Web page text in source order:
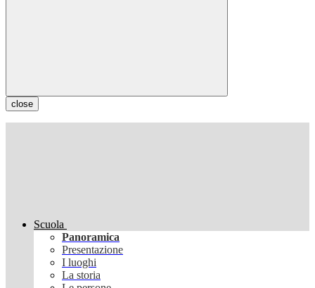
close
Scuola
Panoramica
Presentazione
I luoghi
La storia